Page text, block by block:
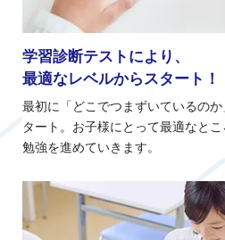
学習診断テストにより、
最適なレベルからスタート！
最初に「どこでつまずいているの
タート。お子様にとって最適なと
勉強を進めていきます。